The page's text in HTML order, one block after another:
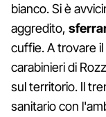
bianco. Si è
aggredito,
cuffie. A trovare
carabinieri di
sul territorio. Il
sanitario con